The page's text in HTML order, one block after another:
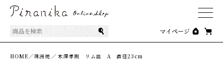
商品を検索 マイページ
HOME／珠洲焼 ／ 木澤孝則 リム皿 A 直径23cm